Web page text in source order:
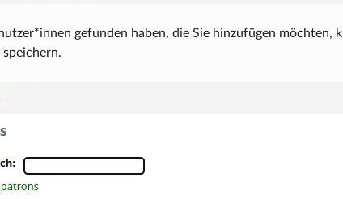
gefunden haben, die Sie hinzufügen möchten,
speichern.